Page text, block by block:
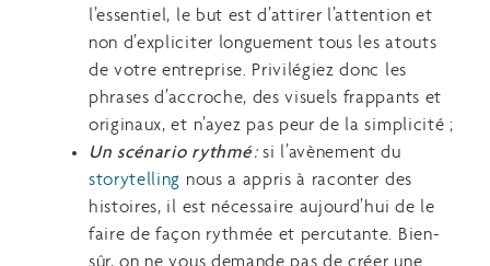
l’essentiel, le but est d’attirer l’attention et
non d’expliciter longuement tous les atouts
de votre entreprise. Privilégiez donc les
phrases d’accroche, des visuels frappants et
originaux, et n’ayez pas peur de la simplicité ;
Un scénario rythmé:si l’avènement du
storytelling nous a appris à raconter des
histoires, il est nécessaire aujourd’hui de le
faire de façon rythmée et percutante. Bien-